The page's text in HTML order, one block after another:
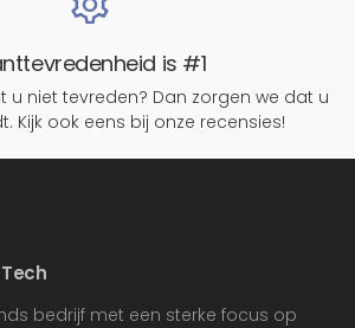
is #1
u niet tevreden? Dan zorgen we dat u
Kijk ook eens bij onze recensies!
bedrijf met een sterke focus op